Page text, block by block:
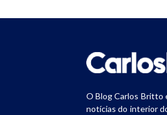
O Blog Carlos Britto
notícias do interior